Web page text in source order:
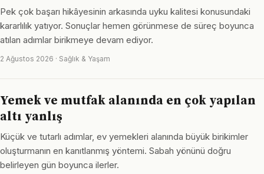
Pek çok başarı hikâyesinin arkasında uyku kalitesi konusundaki
kararlılık yatıyor. Sonuçlar hemen görünmese de süreç boyunca
atılan adımlar birikmeye devam ediyor.
2 Ağustos 2026 · Sağlık & Yaşam
Yemek ve mutfak alanında en çok yapılan
altı yanlış
Küçük ve tutarlı adımlar, ev yemekleri alanında büyük birikimler
oluşturmanın en kanıtlanmış yöntemi. Sabah yönünü doğru
belirleyen gün boyunca ilerler.